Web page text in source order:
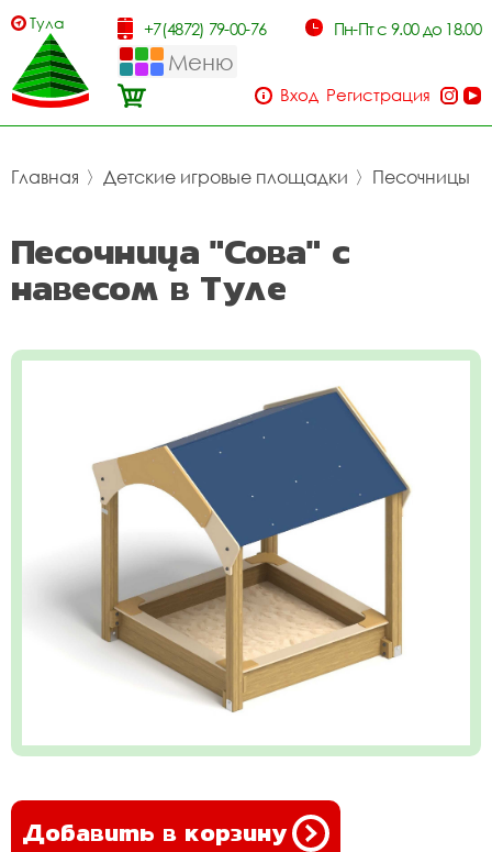
Тула +7(4872) 79-00-76 Пн-Пт с 9.00 до 18.00
Меню
Вход Регистрация
Главная 〉 Детские игровые площадки 〉 Песочницы
Песочница "Сова" с
навесом в Туле
Добавить в корзину